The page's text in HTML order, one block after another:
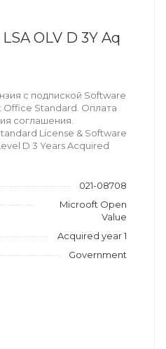
OLV D 3Y Aq
с подпиской Software
Office Standard. Оплата
соглашения.
License & Software
D 3 Years Acquired
021-08708
Microoft Open
Value
Acquired year 1
Government